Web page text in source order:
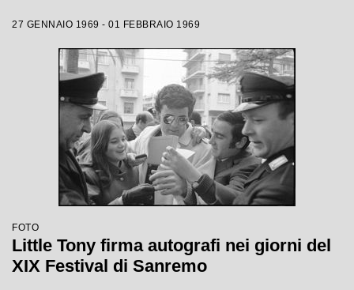
27 GENNAIO 1969 - 01 FEBBRAIO 1969
FOTO
Little Tony firma autografi nei giorni del
XIX Festival di Sanremo